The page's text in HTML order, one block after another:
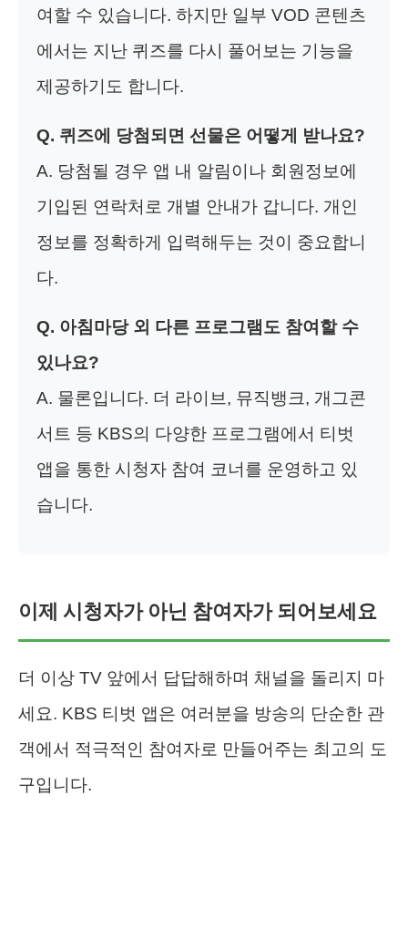
여할 수 있습니다. 하지만 일부 VOD 콘텐츠
에서는 지난 퀴즈를 다시 풀어보는 기능을
제공하기도 합니다.
Q. 퀴즈에 당첨되면 선물은 어떻게 받나요?
A. 당첨될 경우 앱 내 알림이나 회원정보에
기입된 연락처로 개별 안내가 갑니다. 개인
정보를 정확하게 입력해두는 것이 중요합니
다.
Q. 아침마당 외 다른 프로그램도 참여할 수
있나요?
A. 물론입니다. 더 라이브, 뮤직뱅크, 개그콘
서트 등 KBS의 다양한 프로그램에서 티벗
앱을 통한 시청자 참여 코너를 운영하고 있
습니다.
이제 시청자가 아닌 참여자가 되어보세요
더 이상 TV 앞에서 답답해하며 채널을 돌리지 마
세요. KBS 티벗 앱은 여러분을 방송의 단순한 관
객에서 적극적인 참여자로 만들어주는 최고의 도
구입니다.